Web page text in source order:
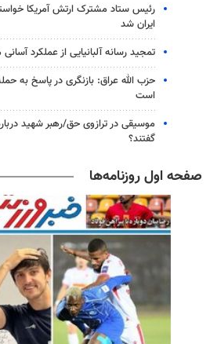
رئیس ستاد مشترک ارتش آمریکا
ایران شد
تمجید رسانه آلبانیایی از عملکرد
حزب الله عراق: بازنگری در پاسخ به
است
موسیقی در ترازوی حق/رهبر شهید
گفتند؟
صفحه اول روزنامه‌ها